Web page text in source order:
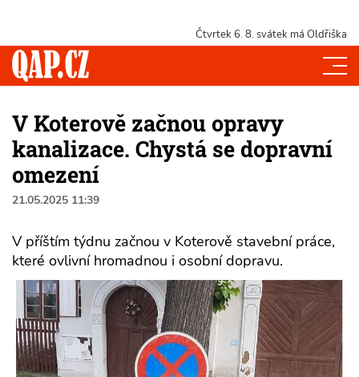
Čtvrtek 6. 8. svátek má Oldřiška
V Koterově začnou opravy
kanalizace. Chystá se dopravní
omezení
21.05.2025 11:39
V příštím týdnu začnou v Koterově stavební práce,
které ovlivní hromadnou i osobní dopravu.